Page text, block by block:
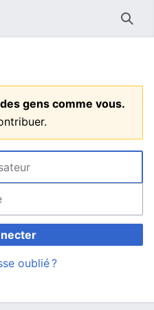
gens comme vous.
oublié ?